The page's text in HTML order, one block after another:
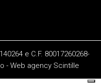
e C.F. 80017260268-
- Web agency Scintille